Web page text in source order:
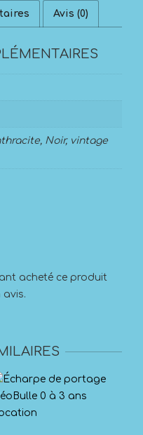
Avis (0)
Noir, vintage
acheté ce produit